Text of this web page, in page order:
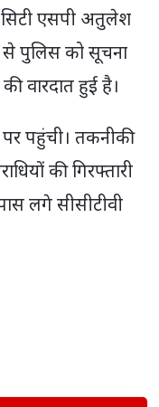
सिटी एसपी अतुलेश
पुलिस को सूचना
वारदात हुई है।
पहुंची। तकनीकी
की गिरफ्तारी
लगे सीसीटीवी